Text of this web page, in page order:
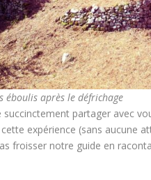
éboulis après le défrichage
succinctement partager avec
cette expérience (sans aucune
froisser notre guide en